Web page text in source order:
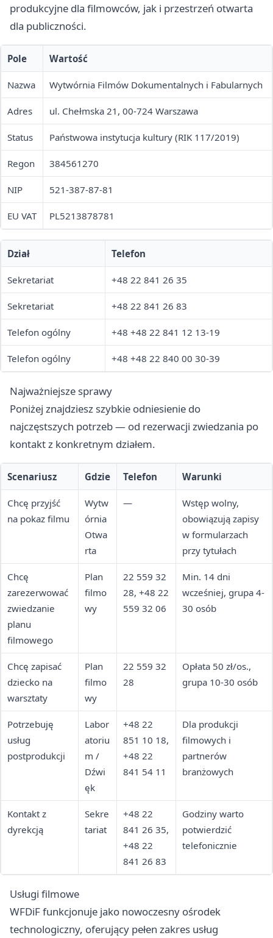
produkcyjne dla filmowców, jak i przestrzeń otwarta
dla publiczności.
Pole Wartość
Nazwa Wytwórnia Filmów Dokumentalnych i Fabularnych
Adres ul. Chełmska 21, 00-724 Warszawa
Status Państwowa instytucja kultury (RIK 117/2019)
Regon 384561270
NIP 521-387-87-81
EU VAT PL5213878781
Dział Telefon
Sekretariat +48 22 841 26 35
Sekretariat +48 22 841 26 83
Telefon ogólny +48 +48 22 841 12 13-19
Telefon ogólny +48 +48 22 840 00 30-39
Najważniejsze sprawy
Poniżej znajdziesz szybkie odniesienie do
najczęstszych potrzeb — od rezerwacji zwiedzania po
kontakt z konkretnym działem.
Scenariusz Gdzie Telefon Warunki
Chcę przyjść
na pokaz filmu
Wytw
órnia
Otwa
rta
—
Wstęp wolny,
obowiązują zapisy
w formularzach
przy tytułach
Chcę
zarezerwować
zwiedzanie
planu
filmowego
Plan
filmo
wy
22 559 32
28, +48 22
559 32 06
Min. 14 dni
wcześniej, grupa 4-
30 osób
Chcę zapisać
dziecko na
warsztaty
Plan
filmo
wy
22 559 32
28
Opłata 50 zł/os.,
grupa 10-30 osób
Potrzebuję
usług
postprodukcji
Labor
atoriu
m /
Dźwi
ęk
+48 22
851 10 18,
+48 22
841 54 11
Dla produkcji
filmowych i
partnerów
branżowych
Kontakt z
dyrekcją
Sekre
tariat
+48 22
841 26 35,
+48 22
841 26 83
Godziny warto
potwierdzić
telefonicznie
Usługi filmowe
WFDiF funkcjonuje jako nowoczesny ośrodek
technologiczny, oferujący pełen zakres usług